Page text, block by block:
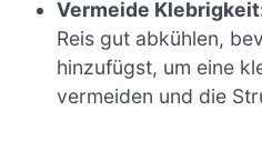
Vermeide
Reis gut abkühlen,
hinzufügst, um eine
vermeiden und die